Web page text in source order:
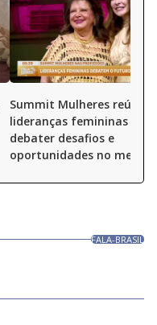
Summit Mulheres reúne
lideranças femininas para
debater desafios e
oportunidades no
FALA-BRASIL